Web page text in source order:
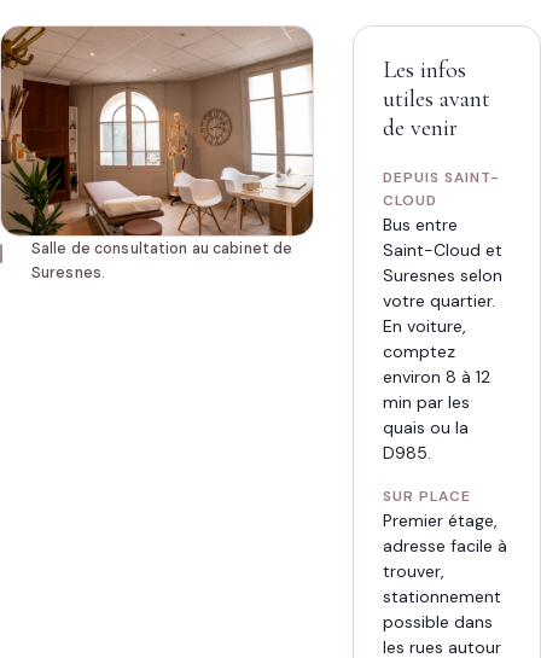
sur
Doctolib
07
44
77
76
40
SÉANCE
45 min · 70 €
HORAIRES
Lun-ven 8h15-21h · sam 9h-19h
Salle de consultation au cabinet de
Suresnes.
Les infos
utiles avant
de venir
DEPUIS SAINT-
CLOUD
Bus entre
Saint-Cloud et
Suresnes selon
votre quartier.
En voiture,
comptez
environ 8 à 12
min par les
quais ou la
D985.
SUR PLACE
Premier étage,
adresse facile à
trouver,
stationnement
possible dans
les rues autour